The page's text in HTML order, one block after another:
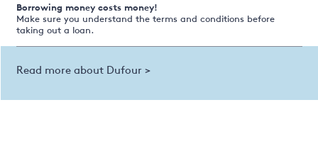
Borrowing money costs money!
Make sure you understand the terms and conditions before
taking out a loan.
Read more about Dufour >